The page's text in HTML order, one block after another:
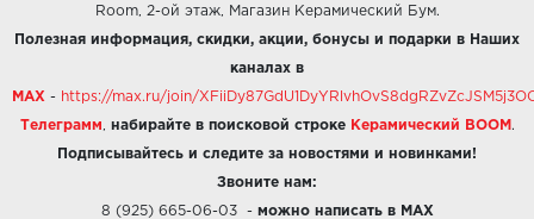
Room, 2-ой этаж, Магазин Керамический Бум.
Полезная информация, скидки, акции, бонусы и подарки в Наших
каналах в
MAX - https://max.ru/join/
Телеграмм набирайте в поисковой строке Керамический BOOM .
Подписывайтесь и следите за новостями и новинками!
Звоните нам:
8 (925) 665-06-03- можно написать в MAX